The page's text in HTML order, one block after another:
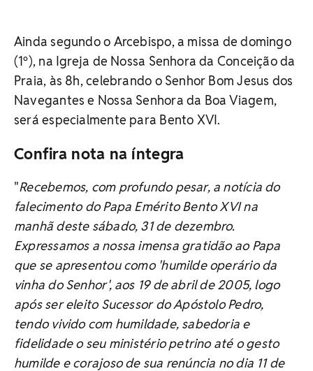
Ainda segundo o Arcebispo, a missa de domingo
(1º), na Igreja de Nossa Senhora da Conceição da
Praia, às 8h, celebrando o Senhor Bom Jesus dos
Navegantes e Nossa Senhora da Boa Viagem,
será especialmente para Bento XVI.
Confira nota na íntegra
"Recebemos, com profundo pesar, a notícia do
falecimento do Papa Emérito Bento XVI na
manhã deste sábado, 31 de dezembro.
Expressamos a nossa imensa gratidão ao Papa
que se apresentou como 'humilde operário da
vinha do Senhor', aos 19 de abril de 2005, logo
após ser eleito Sucessor do Apóstolo Pedro,
tendo vivido com humildade, sabedoria e
fidelidade o seu ministério petrino até o gesto
humilde e corajoso de sua renúncia no dia 11 de